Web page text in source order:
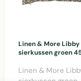
Linen & More Libby
sierkussen groen
Linen & More